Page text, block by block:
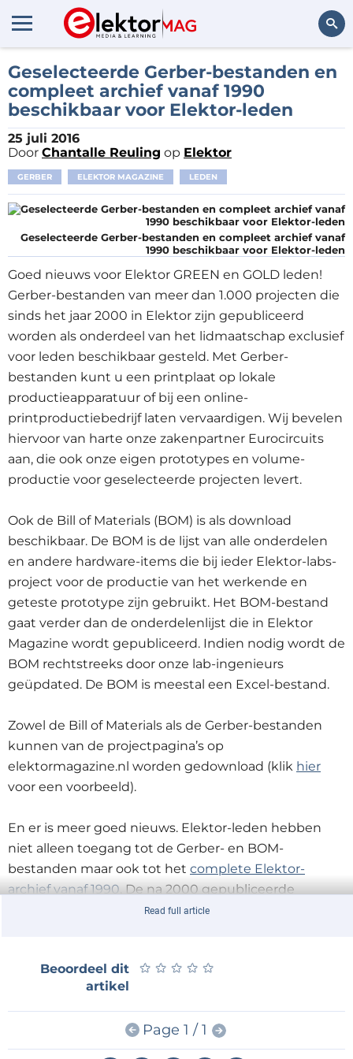
Zoeken
Geselecteerde Gerber-bestanden en
compleet archief vanaf 1990
beschikbaar voor Elektor-leden
25 juli 2016
Door Chantalle Reuling op Elektor
GERBER ELEKTOR MAGAZINE LEDEN
Geselecteerde Gerber-bestanden en compleet archief vanaf
1990 beschikbaar voor Elektor-leden
Goed nieuws voor Elektor GREEN en GOLD leden!
Gerber-bestanden van meer dan 1.000 projecten die
sinds het jaar 2000 in Elektor zijn gepubliceerd
worden als onderdeel van het lidmaatschap exclusief
voor leden beschikbaar gesteld. Met Gerber-
bestanden kunt u een printplaat op lokale
productieapparatuur of bij een online-
printproductiebedrijf laten vervaardigen. Wij bevelen
hiervoor van harte onze zakenpartner Eurocircuits
aan, die ook onze eigen prototypes en volume-
productie voor geselecteerde projecten levert.
Ook de Bill of Materials (BOM) is als download
beschikbaar. De BOM is de lijst van alle onderdelen
en andere hardware-items die bij ieder Elektor-labs-
project voor de productie van het werkende en
geteste prototype zijn gebruikt. Het BOM-bestand
gaat verder dan de onderdelenlijst die in Elektor
Magazine wordt gepubliceerd. Indien nodig wordt de
BOM rechtstreeks door onze lab-ingenieurs
geüpdated. De BOM is meestal een Excel-bestand.
Zowel de Bill of Materials als de Gerber-bestanden
kunnen van de projectpagina’s op
elektormagazine.nl worden gedownload (klik hier
voor een voorbeeld).
En er is meer goed nieuws. Elektor-leden hebben
niet alleen toegang tot de Gerber- en BOM-
bestanden maar ook tot het complete Elektor-
archief vanaf 1990. De na 2000 gepubliceerde
tijdschriften (en afzonderlijke artikelen) zijn al langer
archief toegevoegd. Hoewel de informatie op de
website minder uitgebreid is dan wat u gewend
bent van de publicaties na 2000, zijn de artikelen zelf
nog steeds de moeite van het lezen waard. Wij
wensen u veel plezier met deze overvloed aan
Read full article
Beoordeel dit
artikel
★ ★ ★ ★ ★
★ ★ ★ ★ ★
Page 1 / 1